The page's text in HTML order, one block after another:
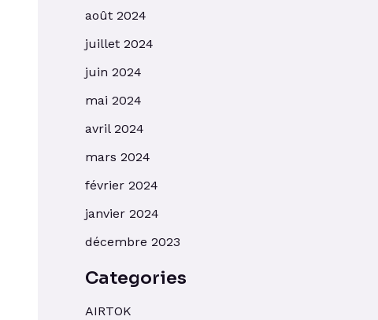
août 2024
juillet 2024
juin 2024
mai 2024
avril 2024
mars 2024
février 2024
janvier 2024
décembre 2023
Categories
AIRTOK